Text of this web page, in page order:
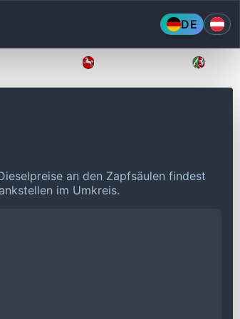
DE
an den Zapfsäulen findest
im Umkreis.